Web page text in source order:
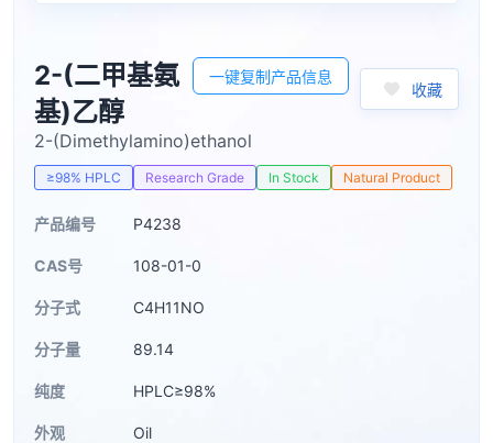
2-(二甲基氨
基)乙醇
一键复制产品信息
收藏
2-(Dimethylamino)ethanol
≥98% HPLC Research Grade In Stock Natural Product
产品编号 P4238
CAS号 108-01-0
分子式 C4H11NO
分子量 89.14
纯度 HPLC≥98%
外观 Oil